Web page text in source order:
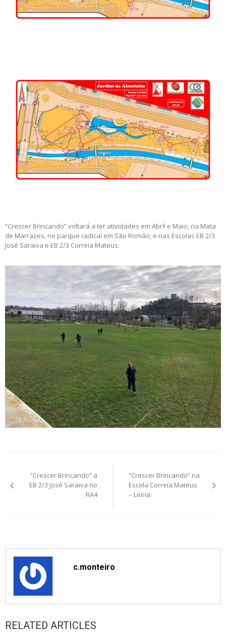
“Crescer Brincando” voltará a ter atividades em Abril e Maio, na Mata
de Marrazes, no parque radical em São Romão, e nas Escolas EB 2/3
José Saraiva e EB 2/3 Correia Mateus.
navigation
“Crescer Brincando” a
EB 2/3 José Saraiva no
RA4
“Crescer Brincando” na
Escola Correia Mateus
– Leiria
c.monteiro
RELATED ARTICLES